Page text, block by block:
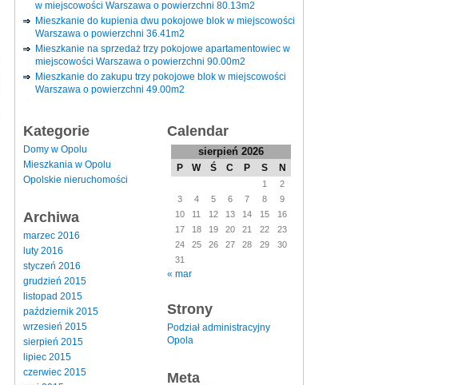
w miejscowości Warszawa o powierzchni 80.13m2
Mieszkanie do kupienia dwu pokojowe blok w miejscowości
Warszawa o powierzchni 36.41m2
Mieszkanie na sprzedaż trzy pokojowe apartamentowiec w
miejscowości Warszawa o powierzchni 90.00m2
Mieszkanie do zakupu trzy pokojowe blok w miejscowości
Warszawa o powierzchni 49.00m2
Kategorie
Domy w Opolu
Mieszkania w Opolu
Opolskie nieruchomości
Archiwa
marzec 2016
luty 2016
styczeń 2016
grudzień 2015
listopad 2015
październik 2015
wrzesień 2015
sierpień 2015
lipiec 2015
czerwiec 2015
Calendar
sierpień 2026
P W Ś C P S N
1
2
3
4 5 6 7 8
9
10
11 12 13 14 15
16
17
18 19 20 21 22
23
24
25 26 27 28 29
30
31
« mar
Strony
Podział administracyjny
Opola
Meta